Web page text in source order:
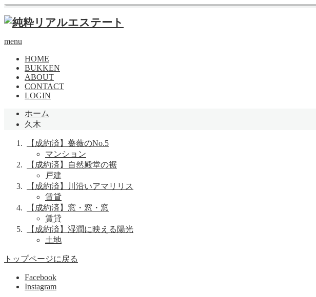
menu
HOME
BUKKEN
ABOUT
CONTACT
LOGIN
ホーム
久木
【成約済】薔薇のNo.5
マンション
【成約済】自然殿堂の裾
戸建
【成約済】川沿いアマリリス
賃貸
【成約済】窓・窓・窓
賃貸
【成約済】湿潤に映える陽光
土地
トップページに戻る
Facebook
Instagram